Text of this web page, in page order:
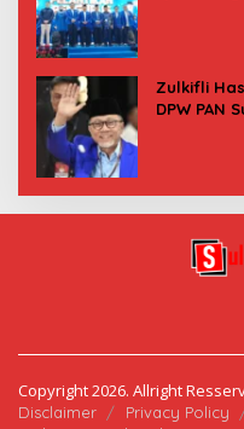
Zulkifli
DPW PAN
Copyright 2026. Allright
Disclaimer
Privacy Policy